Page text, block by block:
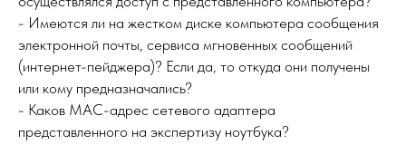
- Имеются ли на жестком диске компьютера сообщения
электронной почты, сервиса мгновенных сообщений
(интернет-пейджера)? Если да, то откуда они получены
или кому предназначались?
- Каков MAC-адрес сетевого адаптера
представленного на экспертизу ноутбука?